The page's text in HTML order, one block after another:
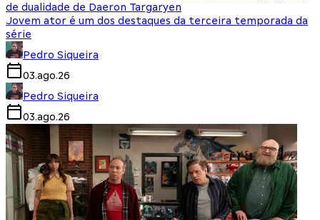
de dualidade de Daeron Targaryen
Jovem ator é um dos destaques da terceira temporada da
série
Pedro Siqueira
03.ago.26
Pedro Siqueira
03.ago.26